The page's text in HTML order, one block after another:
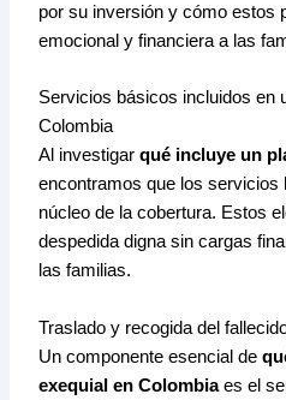
por su inversión y cómo estos
emocional y financiera a las
Servicios básicos incluidos en
Colombia
Al investigarqué incluye un
encontramos que los servicios
núcleo de la cobertura. Estos
despedida digna sin cargas
las familias.
Traslado y recogida del
Un componente esencial de
exequial en Colombiaes el